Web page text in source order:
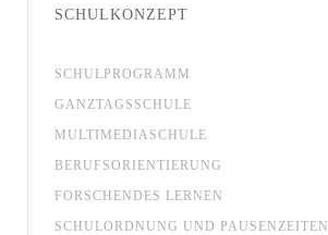
SCHULKONZEPT
SCHULPROGRAMM
GANZTAGSSCHULE
MULTIMEDIASCHULE
BERUFSORIENTIERUNG
FORSCHENDES LERNEN
SCHULORDNUNG UND PAUSENZEITEN